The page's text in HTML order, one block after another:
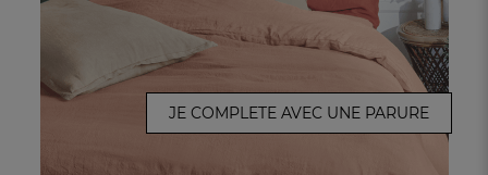
JE COMPLETE AVEC UNE PARURE